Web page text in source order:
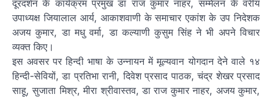
दूरदर्शन के कार्यक्रम प्रमुख डा राज कुमार नाहर, सम्मेलन के वरीय
उपाध्यक्ष जियालाल आर्य, आकाशवाणी के समाचार एकांश के उप निदेशक
अजय कुमार, डा मधु वर्मा, डा कल्याणी कुसुम सिंह ने भी अपने विचार
व्यक्त किए।
इस अवसर पर हिन्दी भाषा के उन्नायन में मूल्यवान योगदान देने वाले १४
हिन्दी-सेवियों, डा प्रतिभा रानी, दिवेश प्रसाद पाठक, चंद्र शेखर प्रसाद
साहू, सुजाता मिश्र, मीरा श्रीवास्तव, डा राज कुमार नाहर, अजय कुमार,